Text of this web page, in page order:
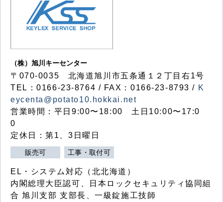
（株）旭川キーセンター
〒070-0035 北海道旭川市五条通１２丁目右1号
TEL：0166-23-8764 / FAX：0166-23-8793 / K
eycenta@potato10.hokkai.net
営業時間：平日9:00〜18:00 土日10:00〜17:0
0
定休日：第1、3日曜日
販売可 工事・取付可
EL・システム対応（北北海道）
内閣総理大臣認可、日本ロックセキュリティ協同組
合 旭川支部 支部長、一級錠施工技師